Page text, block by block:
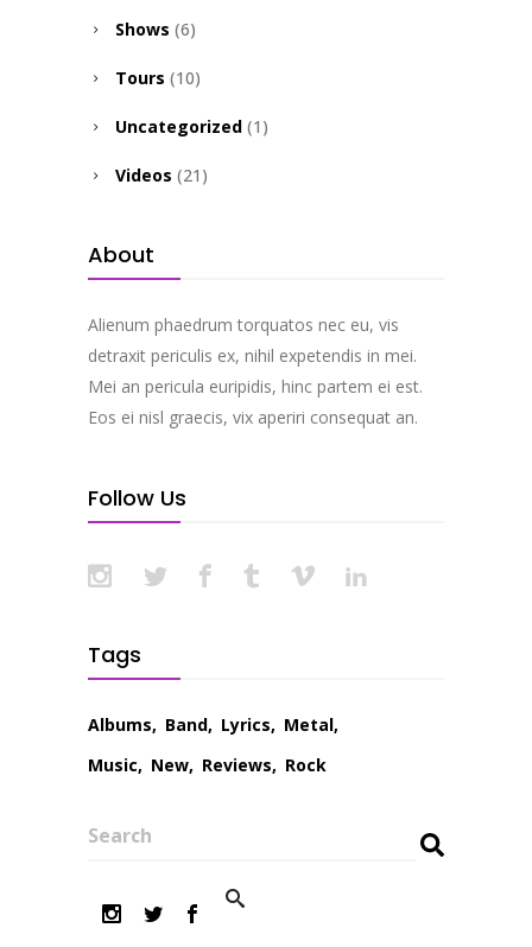
Shows (6)
Tours (10)
Uncategorized (1)
Videos (21)
About
Alienum phaedrum torquatos nec eu, vis
detraxit periculis ex, nihil expetendis in mei.
Mei an pericula euripidis, hinc partem ei est.
Eos ei nisl graecis, vix aperiri consequat an.
Follow Us
Tags
Albums Band Lyrics
Metal
Music
New Reviews Rock
Search